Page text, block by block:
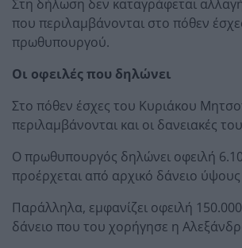
Στη δήλωση δεν καταγράφεται
που περιλαμβάνονται στο πόθεν
πρωθυπουργού.
Οι οφειλές που δηλώνει
Στο πόθεν έσχες του Κυριάκου
περιλαμβάνονται και οι δανειακές
Ο πρωθυπουργός δηλώνει οφειλή
προέρχεται από αρχικό δάνειο
Παράλληλα, εμφανίζει οφειλή
δάνειο που του χορήγησε η